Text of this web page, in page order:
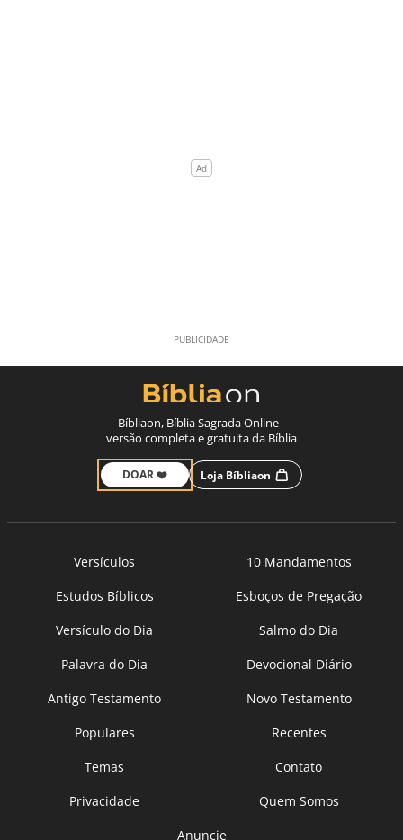
Bíbliaon, Bíblia Sagrada Online -
versão completa e gratuita da Bíblia
DOAR ❤️ Loja Bíbliaon
Versículos
10 Mandamentos
Estudos Bíblicos
Esboços de Pregação
Versículo do Dia
Salmo do Dia
Palavra do Dia
Devocional Diário
Antigo Testamento
Novo Testamento
Populares
Recentes
Temas
Contato
Privacidade
Quem Somos
Anuncie